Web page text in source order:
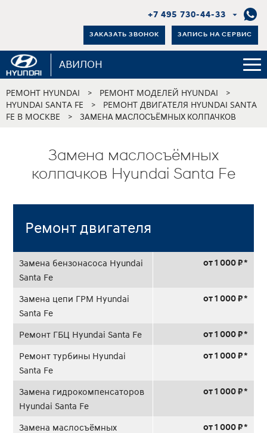
+7 495 730-44-33
ЗАКАЗАТЬ ЗВОНОК ЗАПИСЬ НА СЕРВИС
АВИЛОН
РЕМОНТ HYUNDAI > РЕМОНТ МОДЕЛЕЙ HYUNDAI >
HYUNDAI SANTA FE >
РЕМОНТ ДВИГАТЕЛЯ HYUNDAI SANTA
FE В МОСКВЕ
> ЗАМЕНА МАСЛОСЪЁМНЫХ КОЛПАЧКОВ
Замена маслосъёмных
колпачков Hyundai Santa Fe
Ремонт двигателя
Замена бензонасоса Hyundai
Santa Fe
от 1 000 ₽ *
Замена цепи ГРМ Hyundai
Santa Fe
от 1 000 ₽ *
Ремонт ГБЦ Hyundai Santa Fe от 1 000 ₽ *
Ремонт турбины Hyundai
Santa Fe
от 1 000 ₽ *
Замена гидрокомпенсаторов
Hyundai Santa Fe
от 1 000 ₽ *
Замена маслосъёмных
от 1 000 ₽ *